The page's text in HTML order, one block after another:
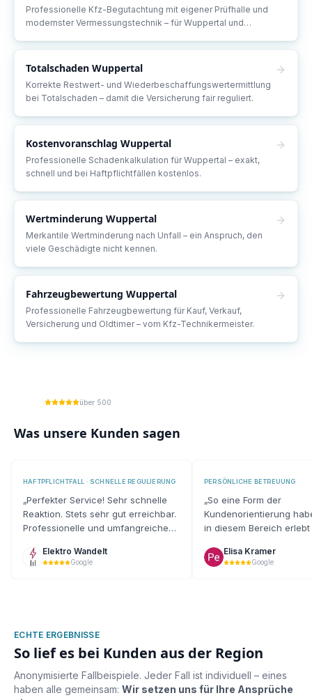
Professionelle Kfz-Begutachtung mit eigener Prüfhalle und
modernster Vermessungstechnik – für Wuppertal und
Totalschaden Wuppertal
Korrekte Restwert- und Wiederbeschaffungswertermittlung
bei Totalschaden – damit die Versicherung fair reguliert.
Kostenvoranschlag Wuppertal
Professionelle Schadenkalkulation für Wuppertal – exakt,
schnell und bei Haftpflichtfällen kostenlos.
Wertminderung Wuppertal
Merkantile Wertminderung nach Unfall – ein Anspruch, den
viele Geschädigte nicht kennen.
Fahrzeugbewertung Wuppertal
Professionelle Fahrzeugbewertung für Kauf, Verkauf,
Versicherung und Oldtimer – vom Kfz-Technikermeister.
über 500
Was unsere Kunden sagen
HAFTPFLICHTFALL · SCHNELLE REGULIERUNG
„Perfekter Service! Sehr schnelle
Reaktion. Stets sehr gut erreichbar.
Professionelle und umfangreiche
Elektro Wandelt
Google
PERSÖNLICHE BETREUUNG
„So eine Form der
Kundenorientierung
in diesem Bereich
Elisa Kramer
Google
ECHTE ERGEBNISSE
So lief es bei Kunden aus der Region
Anonymisierte Fallbeispiele. Jeder Fall ist individuell – eines
haben alle gemeinsam: Wir setzen uns für Ihre Ansprüche